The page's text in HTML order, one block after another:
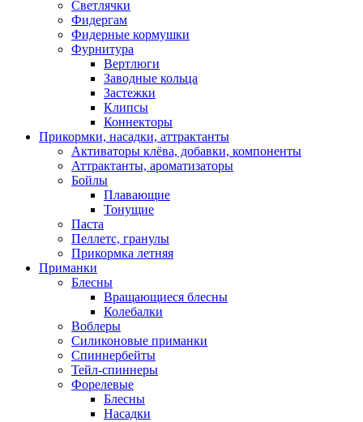
Светлячки
Фидергам
Фидерные кормушки
Фурнитура
Вертлюги
Заводные кольца
Застежки
Клипсы
Коннекторы
Прикормки, насадки, аттрактанты
Активаторы клёва, добавки, компоненты
Аттрактанты, ароматизаторы
Бойлы
Плавающие
Тонущие
Паста
Пеллетс, гранулы
Прикормка летняя
Приманки
Блесны
Вращающиеся блесны
Колебалки
Воблеры
Силиконовые приманки
Спиннербейты
Тейл-спиннеры
Форелевые
Блесны
Насадки